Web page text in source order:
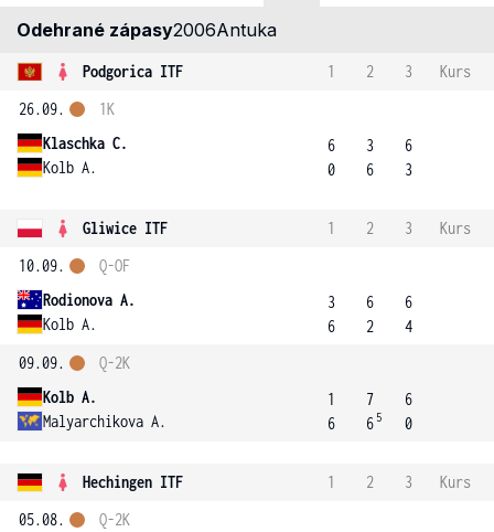
Odehrané zápasy2006Antuka
Podgorica ITF 1 2 3
Kurs
26.09.
Klaschka C.
Kolb A.
1K
6
0
3
6
6
3
Gliwice ITF 1 2 3
Kurs
10.09.
Rodionova A.
Kolb A.
Q-OF
3
6
6
2
6
4
09.09.
Kolb A.
Malyarchikova A.
Q-2K
1
6
7
6 5
6
0
Hechingen ITF 1 2 3
Kurs
05.08.
Q-2K